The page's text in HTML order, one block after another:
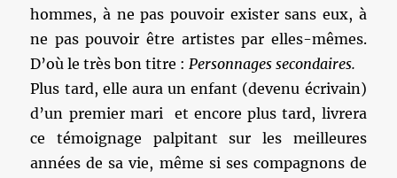
hommes, à ne pas pouvoir exister sans eux, à
ne pas pouvoir être artistes par elles-mêmes.
D’où le très bon titre :Personnages secondaires.
Plus tard, elle aura un enfant (devenu écrivain)
d’un premier mari et encore plus tard, livrera
ce témoignage palpitant sur les meilleures
années de sa vie, même si ses compagnons de